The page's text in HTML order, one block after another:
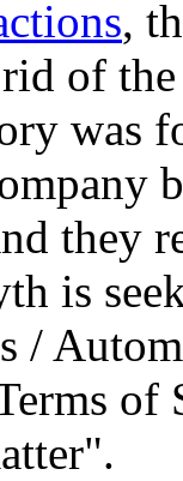
,
of
was
they
is
/
of